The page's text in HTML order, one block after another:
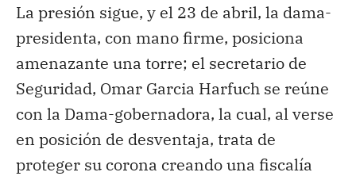
La presión sigue, y el 23 de abril, la dama-
presidenta, con mano firme, posiciona
amenazante una torre; el secretario de
Seguridad, Omar Garcia Harfuch se reúne
con la Dama-gobernadora, la cual, al verse
en posición de desventaja, trata de
proteger su corona creando una fiscalía